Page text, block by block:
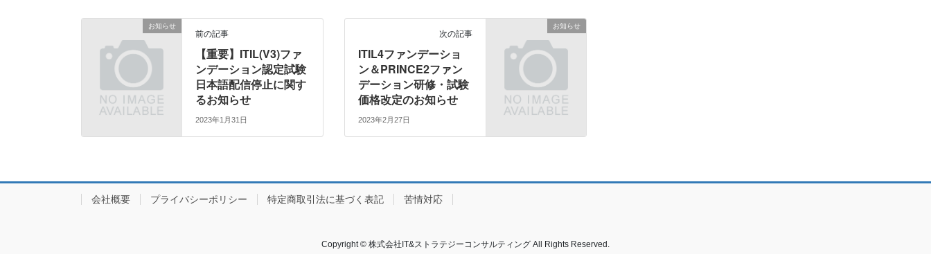
t
で
共
新
し
い
ウ
ま
す
)
共
る
に
ッ
ク
し
て
い
ウ
ィ
お知らせ
前の記事
【重要】ITIL(V3)ファ
ンデーション認定試験
日本語配信停止に関す
るお知らせ
2023年1月31日
お知らせ
次の記事
ITIL4ファンデーショ
ン＆PRINCE2ファン
デーション研修・試験
価格改定のお知らせ
2023年2月27日
会社概要 プライバシーポリシー 特定商取引法に基づく表記 苦情対応
Copyright © 株式会社IT&ストラテジーコンサルティング All Rights Reserved.